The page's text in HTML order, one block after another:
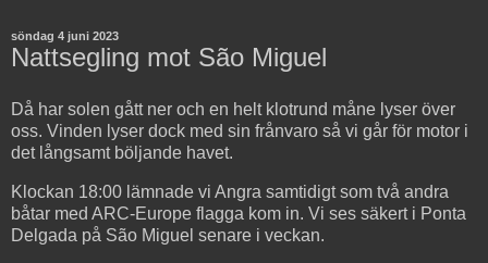
söndag 4 juni 2023
Nattsegling mot São Miguel
Då har solen gått ner och en helt klotrund måne lyser över
oss. Vinden lyser dock med sin frånvaro så vi går för motor i
det långsamt böljande havet.
Klockan 18:00 lämnade vi Angra samtidigt som två andra
båtar med ARC-Europe flagga kom in. Vi ses säkert i Ponta
Delgada på São Miguel senare i veckan.